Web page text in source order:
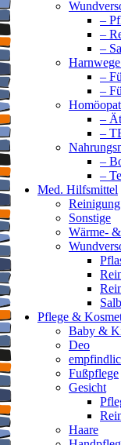
–
–
–
–
–
–
–
–
–
Med. Hilfsmittel
Sonstige
Wärme-
Pflege &
Baby &
Deo
Fußpflege
Gesicht
Haare